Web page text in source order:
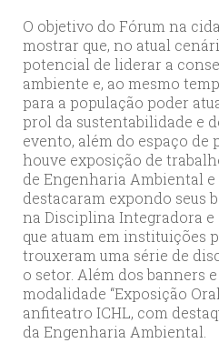
O objetivo do Fórum na
mostrar que, no atual
potencial de liderar a
ambiente e, ao mesmo
para a população poder
prol da sustentabilidade e
evento, além do espaço de
houve exposição de
de Engenharia Ambiental
destacaram expondo seus
na Disciplina Integradora e
que atuam em instituições
trouxeram uma série de
o setor. Além dos banners
modalidade “Exposição
anfiteatro ICHL, com
da Engenharia Ambiental.